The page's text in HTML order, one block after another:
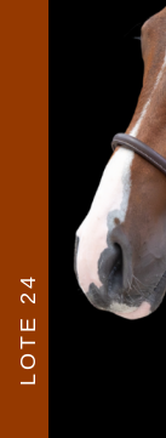
LOTE 24